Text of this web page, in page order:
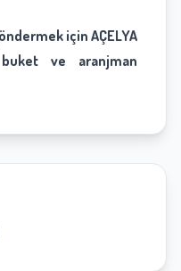
için AÇELYA
buket ve aranjman